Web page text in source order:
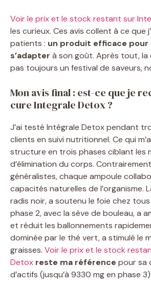
Voir le prix et le stock restant sur
les curieux. Ces avis collent à ce que
patients : un produit efficace
s’adapter à son goût. Après tout, la
pas toujours un festival de saveurs,
Mon avis final : est-ce que je
cure Integrale Detox ?
J’ai testé Intégrale Detox pendant
clients en suivi nutritionnel. Ce qui
structure en trois phases ciblant les
d’élimination du corps.
généralistes, chaque ampoule
capacités naturelles de l’organisme.
radis noir, a soutenu le foie chez
phase 2, avec la sève de bouleau, a
et réduit les ballonnements
dominée par le thé vert, a stimulé le
graisses. Voir le prix et le stock
Detox reste ma référence pour sa
d’actifs (jusqu’à 9330 mg en phase 3).